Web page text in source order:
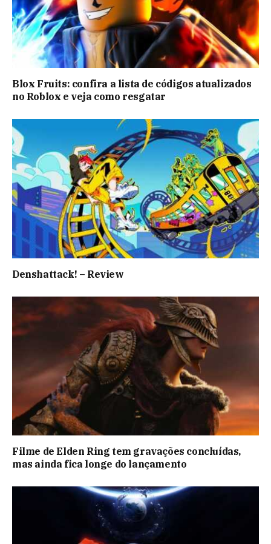
Blox Fruits: confira a lista de códigos atualizados
no Roblox e veja como resgatar
Denshattack! – Review
Filme de Elden Ring tem gravações concluídas,
mas ainda fica longe do lançamento